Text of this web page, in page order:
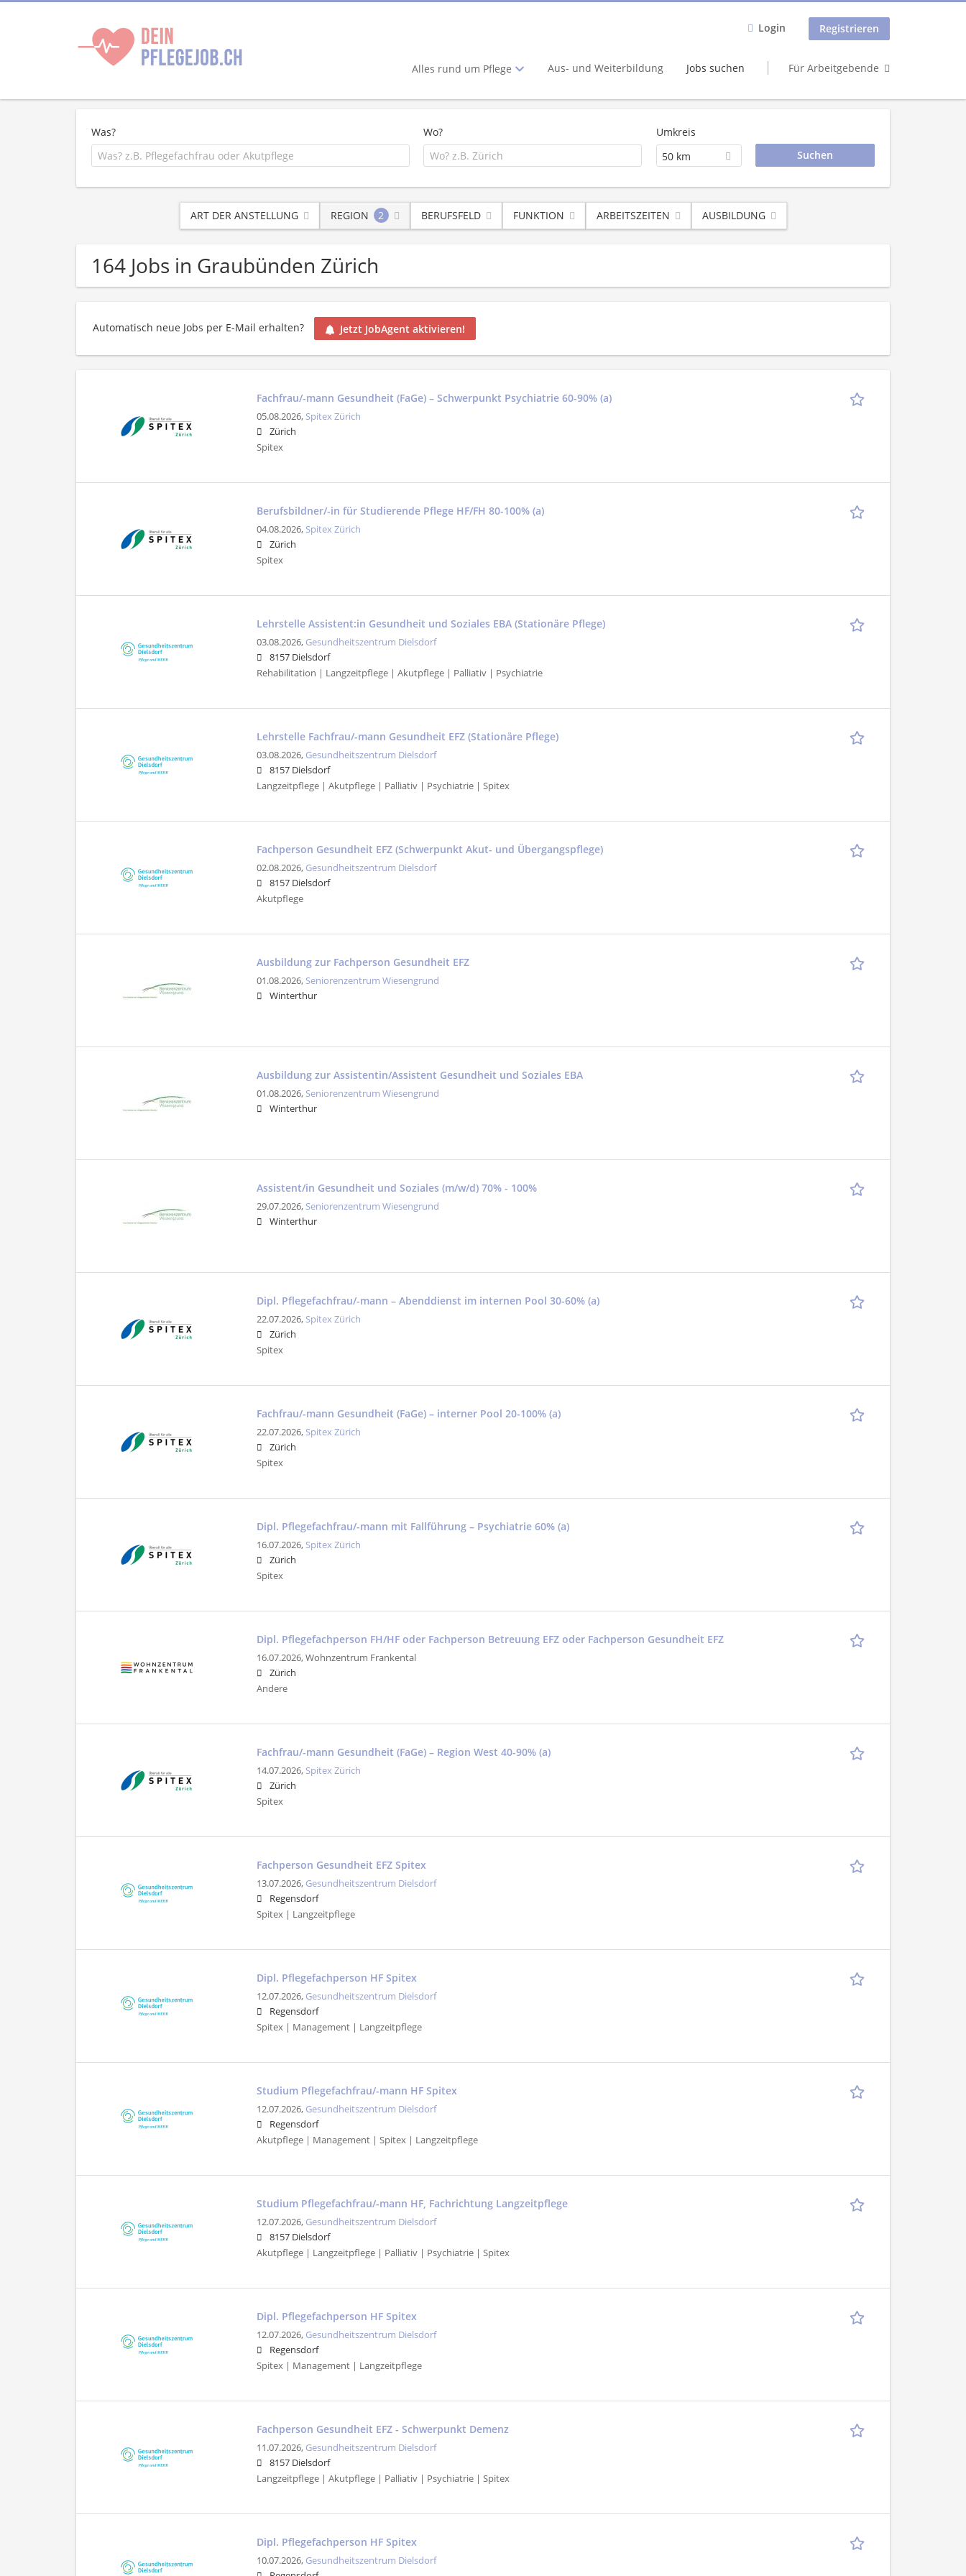
Login Registrieren
Alles rund um Pflege Aus- und Weiterbildung Jobs suchen Für Arbeitgebende
Was? Wo?
Umkreis
50 km
ART DER ANSTELLUNG REGION 2 BERUFSFELD FUNKTION ARBEITSZEITEN AUSBILDUNG
164 Jobs in Graubünden Zürich
Automatisch neue Jobs per E-Mail erhalten? Jetzt JobAgent aktivieren!
Fachfrau/-mann Gesundheit (FaGe) – Schwerpunkt Psychiatrie 60-90% (a)
05.08.2026, Spitex Zürich
Zürich
Spitex
Berufsbildner/-in für Studierende Pflege HF/FH 80-100% (a)
04.08.2026, Spitex Zürich
Zürich
Spitex
Lehrstelle Assistent:in Gesundheit und Soziales EBA (Stationäre Pflege)
03.08.2026, Gesundheitszentrum Dielsdorf
8157 Dielsdorf
Rehabilitation | Langzeitpflege | Akutpflege | Palliativ | Psychiatrie
Lehrstelle Fachfrau/-mann Gesundheit EFZ (Stationäre Pflege)
03.08.2026, Gesundheitszentrum Dielsdorf
8157 Dielsdorf
Langzeitpflege | Akutpflege | Palliativ | Psychiatrie | Spitex
Fachperson Gesundheit EFZ (Schwerpunkt Akut- und Übergangspflege)
02.08.2026, Gesundheitszentrum Dielsdorf
8157 Dielsdorf
Akutpflege
Ausbildung zur Fachperson Gesundheit EFZ
01.08.2026, Seniorenzentrum Wiesengrund
Winterthur
Ausbildung zur Assistentin/Assistent Gesundheit und Soziales EBA
01.08.2026, Seniorenzentrum Wiesengrund
Winterthur
Assistent/in Gesundheit und Soziales (m/w/d) 70% - 100%
29.07.2026, Seniorenzentrum Wiesengrund
Winterthur
Dipl. Pflegefachfrau/-mann – Abenddienst im internen Pool 30-60% (a)
22.07.2026, Spitex Zürich
Zürich
Spitex
Fachfrau/-mann Gesundheit (FaGe) – interner Pool 20-100% (a)
22.07.2026, Spitex Zürich
Zürich
Spitex
Dipl. Pflegefachfrau/-mann mit Fallführung – Psychiatrie 60% (a)
16.07.2026, Spitex Zürich
Zürich
Spitex
Dipl. Pflegefachperson FH/HF oder Fachperson Betreuung EFZ oder Fachperson Gesundheit EFZ
16.07.2026,Wohnzentrum Frankental
Zürich
Andere
Fachfrau/-mann Gesundheit (FaGe) – Region West 40-90% (a)
14.07.2026, Spitex Zürich
Zürich
Spitex
Fachperson Gesundheit EFZ Spitex
13.07.2026, Gesundheitszentrum Dielsdorf
Regensdorf
Spitex | Langzeitpflege
Dipl. Pflegefachperson HF Spitex
12.07.2026, Gesundheitszentrum Dielsdorf
Regensdorf
Spitex | Management | Langzeitpflege
Studium Pflegefachfrau/-mann HF Spitex
12.07.2026, Gesundheitszentrum Dielsdorf
Regensdorf
Akutpflege | Management | Spitex | Langzeitpflege
Studium Pflegefachfrau/-mann HF, Fachrichtung Langzeitpflege
12.07.2026, Gesundheitszentrum Dielsdorf
8157 Dielsdorf
Akutpflege | Langzeitpflege | Palliativ | Psychiatrie | Spitex
Dipl. Pflegefachperson HF Spitex
12.07.2026, Gesundheitszentrum Dielsdorf
Regensdorf
Spitex | Management | Langzeitpflege
Fachperson Gesundheit EFZ - Schwerpunkt Demenz
11.07.2026, Gesundheitszentrum Dielsdorf
8157 Dielsdorf
Langzeitpflege | Akutpflege | Palliativ | Psychiatrie | Spitex
Dipl. Pflegefachperson HF Spitex
10.07.2026, Gesundheitszentrum Dielsdorf